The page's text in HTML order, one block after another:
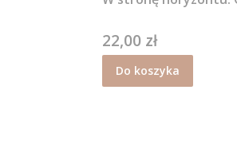
Cena
22,00 zł
Do koszyka